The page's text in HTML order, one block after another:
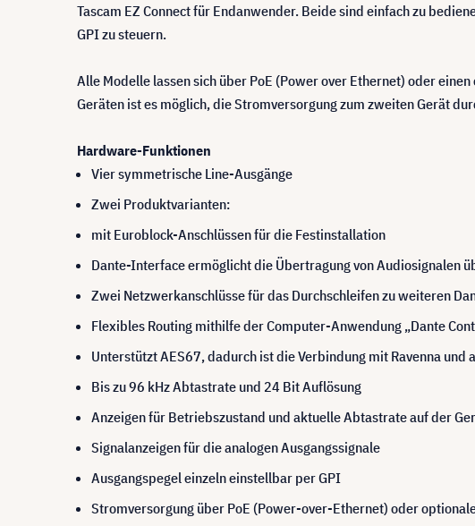
Tascam EZ Connect für Endanwender. Beide sind einfach zu
GPI zu steuern.
Alle Modelle lassen sich über PoE (Power over Ethernet) oder
Geräten ist es möglich, die Stromversorgung zum zweiten Gerät
Hardware-Funktionen
Vier symmetrische Line-Ausgänge
Zwei Produktvarianten:
mit Euroblock-Anschlüssen für die Festinstallation
Dante-Interface ermöglicht die Übertragung von Audiosignalen
Zwei Netzwerkanschlüsse für das Durchschleifen zu weiteren
Flexibles Routing mithilfe der Computer-Anwendung „Dante
Unterstützt AES67, dadurch ist die Verbindung mit Ravenna
Bis zu 96 kHz Abtastrate und 24 Bit Auflösung
Anzeigen für Betriebszustand und aktuelle Abtastrate auf der
Signalanzeigen für die analogen Ausgangssignale
Ausgangspegel einzeln einstellbar per GPI
Stromversorgung über PoE (Power-over-Ethernet) oder